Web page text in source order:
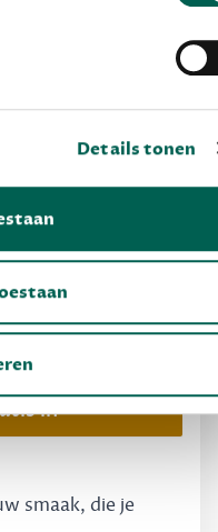
Details tonen
jou en je
cadeaus.
in
smaak, die je